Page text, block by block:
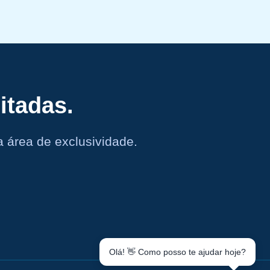
área de exclusividade.
Olá! 👋 Como posso te ajudar hoje?